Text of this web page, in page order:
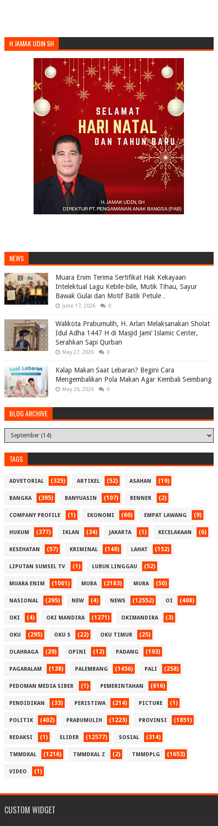
H JAMAK UDIN SH
NEWS
Muara Enim Terima Sertifikat Hak Kekayaan
Intelektual Lagu Kebile-bile, Mutik Tihau, Sayur
Bawak Gulai dan Motif Batik Petule .
June 17, 2026 0
Walikota Prabumulih, H. Arlan Melaksanakan Sholat
Idul Adha 1447 H di Masjid Jami’ Islamic Center,
Serahkan Sapi Qurban
May 27, 2026 0
Kalap Makan Saat Lebaran? Begini Cara
Mengembalikan Pola Makan Agar Kembali Seimbang
May 26, 2026 0
BLOG ARCHIVE
TAGS
ADVETORIAL (325) ARTIKEL (52) ASAHAN (19)
BANGKA (395) BANYUASIN (107) BENNER (2)
COMPANY PROFILE (1) EKONOMI (60) EMPAT LAWANG (9)
HUKUM (377) IKLAN (34) JAKARTA (1) KECELAKAAN (6)
KESEHATAN (57) KRIMINAL (148) LAHAT (152)
LIPUTAN SUMSEL TV (1) LUBUK LINGGAU (52)
MUARA ENIM (1061) MUBA (2183) MURA (50)
NASIONAL (295) NEW (4) NEWS (12552) OI (408)
OKI (4) OKI MANDIRA (1271) OKIMANDIRA (3)
OKU (295) OKU S (22) OKU TIMUR (25)
OLAHRAGA (29) OPINI (12) PADANG (193)
PAGARALAM (138) PALEMBANG (1456) PALI (258)
PEDOMAN MEDIA SIBER (1) PEMERINTAHAN (616)
PENDIDIKAN (33) PERISTIWA (214) PICTURE (1)
POLITIK (402) PRABUMULIH (1223) PROVINSI (1851)
REDAKSI (1) SLIDER (12577) SOSIAL (314)
TMMDKAL (1216) TMMDKAL Z (2) TMMDPLG (1653)
VIDEO (1)
CUSTOM WIDGET